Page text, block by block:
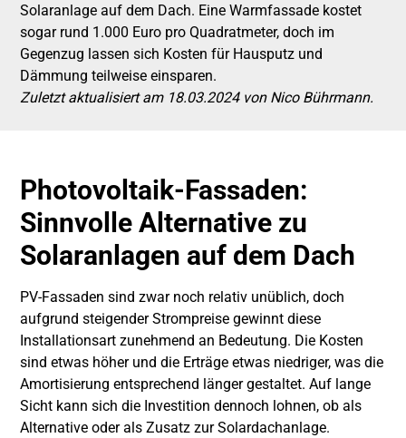
Solaranlage auf dem Dach. Eine Warmfassade kostet
sogar rund 1.000 Euro pro Quadratmeter, doch im
Gegenzug lassen sich Kosten für Hausputz und
Dämmung teilweise einsparen.
Zuletzt aktualisiert am 18.03.2024 von Nico Bührmann.
Photovoltaik-Fassaden:
Sinnvolle Alternative zu
Solaranlagen auf dem Dach
PV-Fassaden sind zwar noch relativ unüblich, doch
aufgrund steigender Strompreise gewinnt diese
Installationsart zunehmend an Bedeutung. Die Kosten
sind etwas höher und die Erträge etwas niedriger, was die
Amortisierung entsprechend länger gestaltet. Auf lange
Sicht kann sich die Investition dennoch lohnen, ob als
Alternative oder als Zusatz zur Solardachanlage.